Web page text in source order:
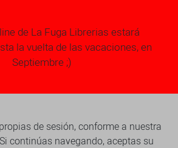
de La Fuga Librerias estará
la vuelta de las vacaciones, en
Septiembre ;)
de sesión, conforme a nuestra
continúas navegando, aceptas su